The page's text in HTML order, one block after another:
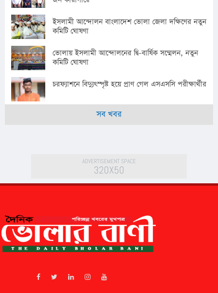
ইসলামী আন্দোলন বাংলাদেশ ভোলা জেলা দক্ষিণের নতুন
কমিটি ঘোষণা
ভোলায় ইসলামী আন্দোলনের দ্বি-বার্ষিক সম্মেলন, নতুন
কমিটি ঘোষণা
চরফ্যাশনে বিদ্যুৎস্পৃষ্ট হয়ে প্রাণ গেল এসএসসি পরীক্ষার্থীর
সব খবর